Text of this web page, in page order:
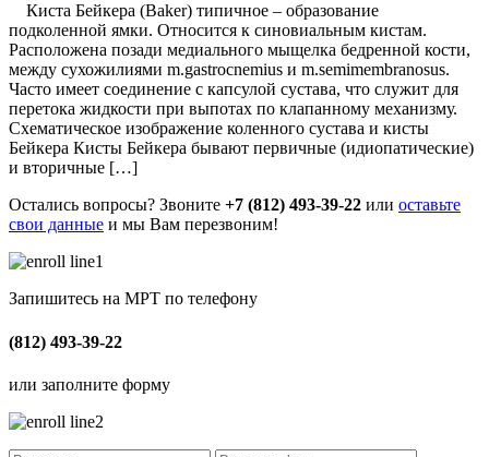
Киста Бейкера (Baker) типичное – образование
подколенной ямки. Относится к синовиальным кистам.
Расположена позади медиального мыщелка бедренной кости,
между сухожилиями m.gastrocnemius и m.semimembranosus.
Часто имеет соединение с капсулой сустава, что служит для
перетока жидкости при выпотах по клапанному механизму.
Схематическое изображение коленного сустава и кисты
Бейкера Кисты Бейкера бывают первичные (идиопатические)
и вторичные […]
Остались вопросы? Звоните +7 (812) 493-39-22 или оставьте
свои данные и мы Вам перезвоним!
Запишитесь на МРТ по телефону
(812) 493-39-22
или заполните форму